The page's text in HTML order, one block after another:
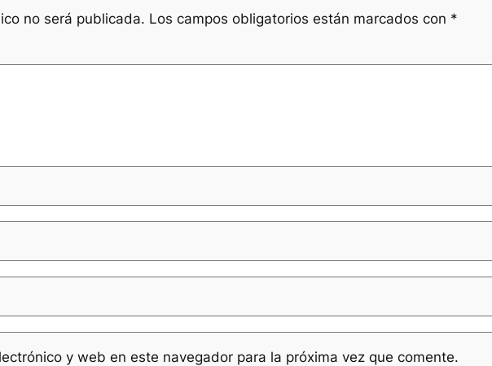
no será publicada. Los campos obligatorios están marcados con *
y web en este navegador para la próxima vez que comente.